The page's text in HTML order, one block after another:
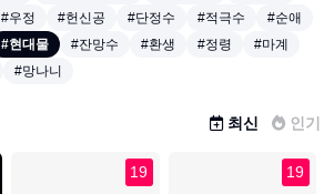
#우정 #헌신공 #단정수 #적극수
#순애
#현대물 #잔망수 #환생 #정령
#마계
#망나니
최신 인기
19 19